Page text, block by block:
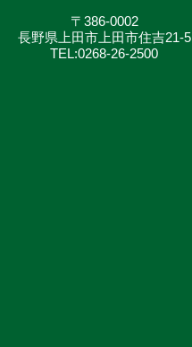
〒386-0002
長野県上田市上田市住吉21-5
TEL:0268-26-2500